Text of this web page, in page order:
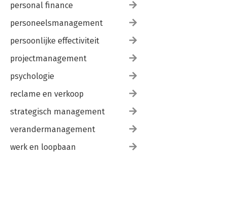
personal finance
personeelsmanagement
persoonlijke effectiviteit
projectmanagement
psychologie
reclame en verkoop
strategisch management
verandermanagement
werk en loopbaan